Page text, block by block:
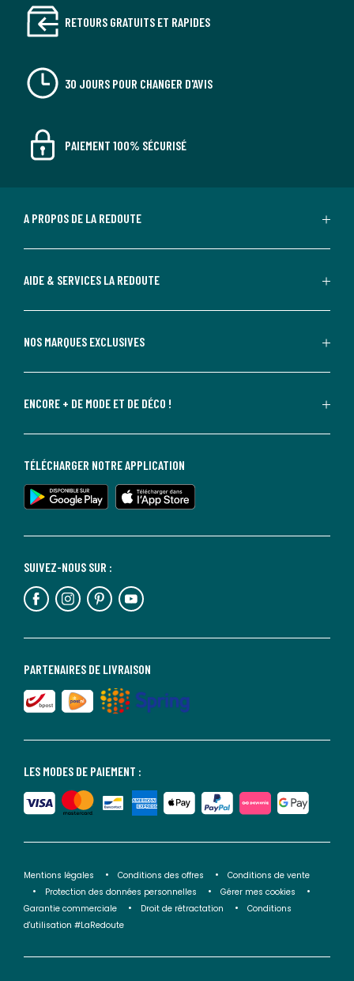
RETOURS GRATUITS ET RAPIDES
30 JOURS POUR CHANGER D'AVIS
PAIEMENT 100% SÉCURISÉ
A PROPOS DE LA REDOUTE
AIDE & SERVICES LA REDOUTE
NOS MARQUES EXCLUSIVES
ENCORE + DE MODE ET DE DÉCO !
LES MODES DE PAIEMENT :
PARTENAIRES DE LIVRAISON
SUIVEZ-NOUS SUR :
TÉLÉCHARGER NOTRE APPLICATION
Mentions légales Conditions des offres
Conditions de vente
Protection des données personnelles
Gérer mes cookies
Garantie commerciale
Droit de rétractation
Conditions
d'utilisation #LaRedoute